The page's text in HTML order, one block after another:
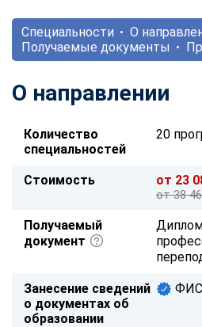
Специальности
О
Получаемые документы
О направлении
Количество
специальностей
20
Стоимость от 23
от 38
Получаемый
документ
Занесение сведений
о документах об
образовании